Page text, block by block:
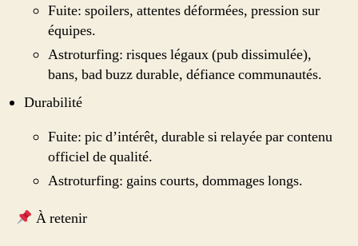
Fuite: spoilers, attentes déformées, pression sur
équipes.
Astroturfing: risques légaux (pub dissimulée),
bans, bad buzz durable, défiance communautés.
Durabilité
Fuite: pic d’intérêt, durable si relayée par contenu
officiel de qualité.
Astroturfing: gains courts, dommages longs.
À retenir